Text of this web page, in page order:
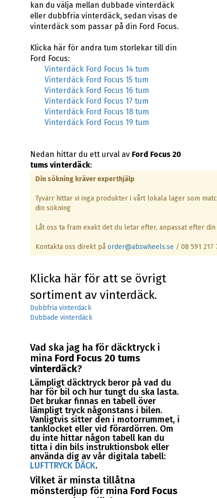
kan du välja mellan dubbade vinterdäck
eller dubbfria vinterdäck, sedan visas de
vinterdäck som passar på din Ford Focus.
Klicka här för andra tum storlekar till din
Ford Focus:
Vinterdäck Ford Focus 14 tum
Vinterdäck Ford Focus 15 tum
Vinterdäck Ford Focus 16 tum
Vinterdäck Ford Focus 17 tum
Vinterdäck Ford Focus 18 tum
Vinterdäck Ford Focus 19 tum
Nedan hittar du ett urval av Ford Focus 20
tums vinterdäck:
Din sökning kräver experthjälp
Tyvärr hittar vi inga produkter i vårt lokala lager som
din sökning
Låt oss ta fram exakt det du letar efter, anpassat efter
Kontakta oss direkt på order@abswheels.se / 08 591 217
Klicka här för att se övrigt
sortiment av vinterdäck.
Dubbfria vinterdäck
Dubbade vinterdäck
Vad ska jag ha för däcktryck i
mina Ford Focus 20 tums
vinterdäck?
Lämpligt däcktryck beror på vad du
har för bil och hur tungt du ska lasta.
Det brukar finnas en tabell över
lämpligt tryck någonstans i bilen.
Vanligtvis sitter den i motorrummet, i
tanklocket eller vid förardörren. Om
du inte hittar någon tabell kan du
titta i din bils instruktionsbok eller
använda dig av vår digitala tabell:
LUFTTRYCK DÄCK.
Vilket är minsta tillåtna
mönsterdjup för mina Ford Focus